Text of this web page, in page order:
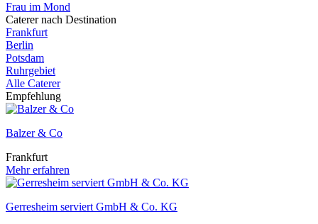
Frau im Mond
Caterer nach Destination
Frankfurt
Berlin
Potsdam
Ruhrgebiet
Alle Caterer
Empfehlung
Balzer & Co
Frankfurt
Mehr erfahren
Gerresheim serviert GmbH & Co. KG